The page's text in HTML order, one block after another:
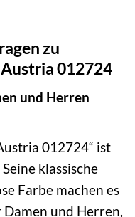
zu
012724
und Herren
012724“ ist
klassische
Farbe machen es
und Herren,